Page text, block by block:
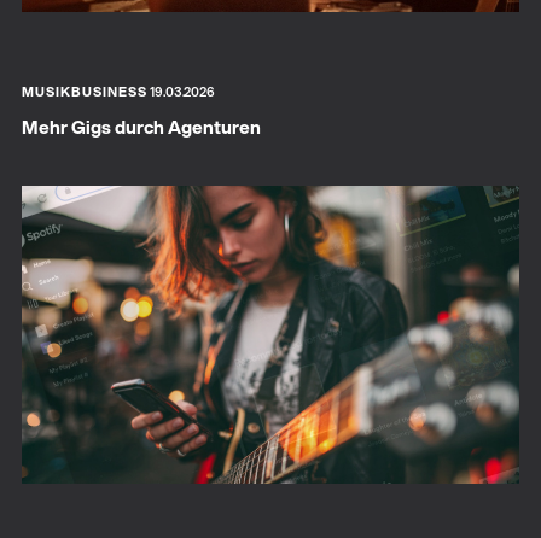
MUSIKBUSINESS19.03.2026
Mehr Gigs durch Agenturen